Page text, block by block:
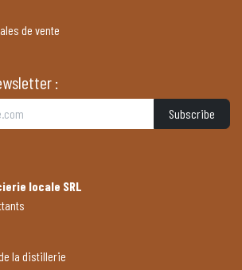
de vente
:
Subscribe
locale SRL
la distillerie